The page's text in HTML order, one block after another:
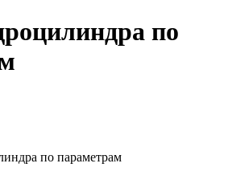
по
по параметрам